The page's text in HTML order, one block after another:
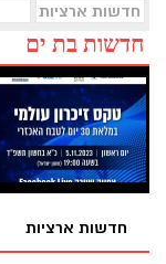
חדשות ארציות
חדשות בת ים
חדשות ארציות